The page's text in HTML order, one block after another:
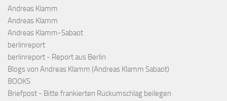
Andreas Klamm
Andreas Klamm
Andreas Klamm-Sabaot
berlinreport
berlinreport - Report aus Berlin
Blogs von Andreas Klamm (Andreas Klamm Sabaot)
BOOKS
Briefpost - Bitte frankierten Rückumschlag beilegen